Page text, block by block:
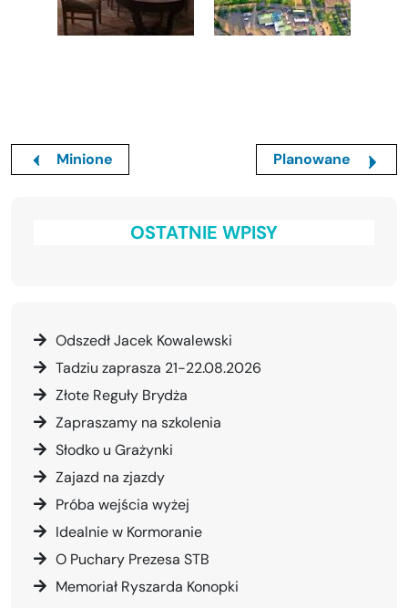
Minione Planowane
OSTATNIE WPISY
Odszedł Jacek Kowalewski
Tadziu zaprasza 21-22.08.2026
Złote Reguły Brydża
Zapraszamy na szkolenia
Słodko u Grażynki
Zajazd na zjazdy
Próba wejścia wyżej
Idealnie w Kormoranie
O Puchary Prezesa STB
Memoriał Ryszarda Konopki